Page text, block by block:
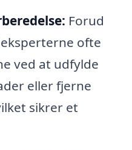
Forud
ofte
ved at udfylde
eller fjerne
sikrer et